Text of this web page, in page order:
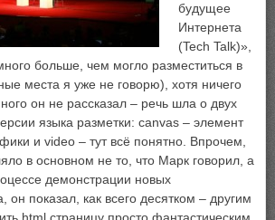
будущее
Интернета
(Tech Talk)»,
больше, чем могло разместиться в
места я уже не говорю), хотя ничего
он не рассказал – речь шла о двух
языка разметки: canvas – элемент
и video – тут всё понятно. Впрочем,
в основном не то, что Марк говорил, а
демонстрации новых
он показал, как всего десятком – другим